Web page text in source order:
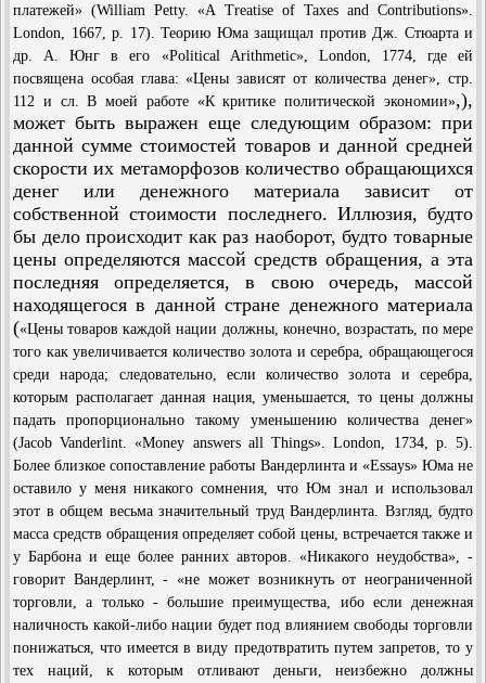
платежей» (William Petty. «A Treatise of Taxes and Contributions».
London, 1667, p. 17). Теорию Юма защищал против Дж. Стюарта и
др. А. Юнг в его «Political Arithmetic», London, 1774, где ей
посвящена особая глава: «Цены зависят от количества денег», стр.
112 и сл. В моей работе «К критике политической экономии»,),
может быть выражен еще следующим образом: при
данной сумме стоимостей товаров и данной средней
скорости их метаморфозов количество обращающихся
денег или денежного материала зависит от
собственной стоимости последнего. Иллюзия, будто
бы дело происходит как раз наоборот, будто товарные
цены определяются массой средств обращения, а эта
последняя определяется, в свою очередь, массой
находящегося в данной стране денежного материала
(«Цены товаров каждой нации должны, конечно, возрастать, по мере
того как увеличивается количество золота и серебра, обращающегося
среди народа; следовательно, если количество золота и серебра,
которым располагает данная нация, уменьшается, то цены должны
падать пропорционально такому уменьшению количества денег»
(Jacob Vanderlint. «Money answers all Things». London, 1734, p. 5).
Более близкое сопоставление работы Вандерлинта и «Essays» Юма не
оставило у меня никакого сомнения, что Юм знал и использовал
этот в общем весьма значительный труд Вандерлинта. Взгляд, будто
масса средств обращения определяет собой цены, встречается также и
у Барбона и еще более ранних авторов. «Никакого неудобства», -
говорит Вандерлинт, - «не может возникнуть от неограниченной
торговли, а только - большие преимущества, ибо если денежная
наличность какой-либо нации будет под влиянием свободы торговли
понижаться, что имеется в виду предотвратить путем запретов, то у
тех наций, к которым отливают деньги, неизбежно должны